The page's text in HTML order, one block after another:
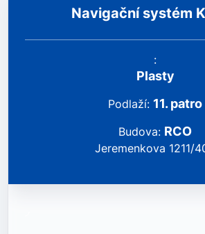
Navigační systém
:
Plasty
podlaží: 11.patro
Budova: RCO
Jeremenkova 1211/